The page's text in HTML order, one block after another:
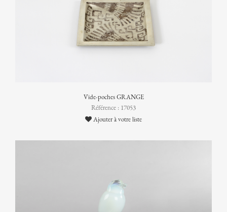
Vide-poches GRANGE
Référence : 17053
Ajouter à votre liste